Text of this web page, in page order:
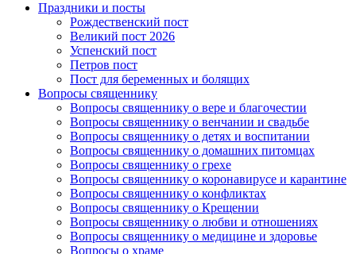
Праздники и посты
Рождественский пост
Великий пост 2026
Успенский пост
Петров пост
Пост для беременных и болящих
Вопросы священнику
Вопросы священнику о вере и благочестии
Вопросы священнику о венчании и свадьбе
Вопросы священнику о детях и воспитании
Вопросы священнику о домашних питомцах
Вопросы священнику о грехе
Вопросы священнику о коронавирусе и карантине
Вопросы священнику о конфликтах
Вопросы священнику о Крещении
Вопросы священнику о любви и отношениях
Вопросы священнику о медицине и здоровье
Вопросы о храме